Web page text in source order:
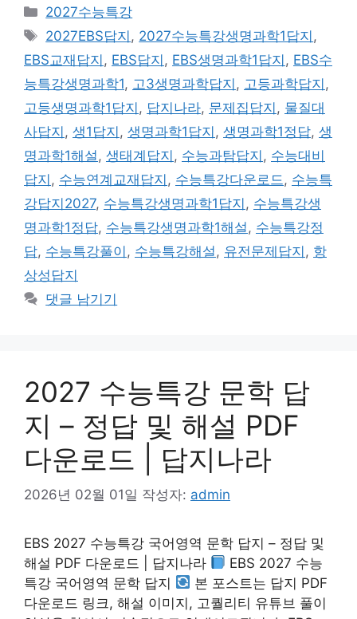
카
테
리
2027수능특강
태
그
2027EBS답지 , 2027수능특강생명과학1답지 ,
EBS교재답지 , EBS답지 , EBS생명과학1답지 , EBS수
능특강생명과학1, 고3생명과학답지 , 고등과학답지 ,
고등생명과학1답지 , 답지나라, 문제집답지 , 물질대
사답지 , 생1답지 , 생명과학1답지 , 생명과학1정답, 생
명과학1해설 , 생태계답지 , 수능과탐답지 , 수능대비
답지 , 수능연계교재답지 , 수능특강다운로드, 수능특
강답지2027, 수능특강생명과학1답지 , 수능특강생
명과학1정답, 수능특강생명과학1해설 , 수능특강정
답, 수능특강풀이 , 수능특강해설 , 유전문제답지 , 항
상성답지
댓글 남기기
2027 수능특강 문학 답
지 – 정답 및 해설 PDF
다운로드 | 답지나라
2026년 02월 01일 작성자: admin
EBS 2027 수능특강 국어영역 문학 답지 – 정답 및
해설 PDF 다운로드 | 답지나라
EBS 2027 수능
특강 국어영역 문학 답지
본 포스트는 답지 PDF
다운로드 링크, 해설 이미지, 고퀄리티 유튜브 풀이